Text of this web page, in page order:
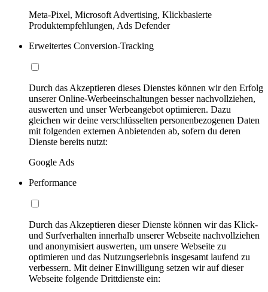
Meta-Pixel, Microsoft Advertising, Klickbasierte
Produktempfehlungen, Ads Defender
Erweitertes Conversion-Tracking
Durch das Akzeptieren dieses Dienstes können wir den Erfolg
unserer Online-Werbeeinschaltungen besser nachvollziehen,
auswerten und unser Werbeangebot optimieren. Dazu
gleichen wir deine verschlüsselten personenbezogenen Daten
mit folgenden externen Anbietenden ab, sofern du deren
Dienste bereits nutzt:
Google Ads
Performance
Durch das Akzeptieren dieser Dienste können wir das Klick-
und Surfverhalten innerhalb unserer Webseite nachvollziehen
und anonymisiert auswerten, um unsere Webseite zu
optimieren und das Nutzungserlebnis insgesamt laufend zu
verbessern. Mit deiner Einwilligung setzen wir auf dieser
Webseite folgende Drittdienste ein: